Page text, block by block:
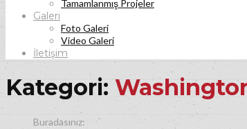
Tamamlanmış Projeler
Galeri
Foto Galeri
Video Galeri
İletişim
Kategori: